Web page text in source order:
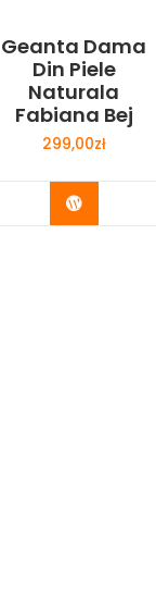
Geanta Dama
Din Piele
Naturala
Fabiana Bej
299,00zł
Buy Now